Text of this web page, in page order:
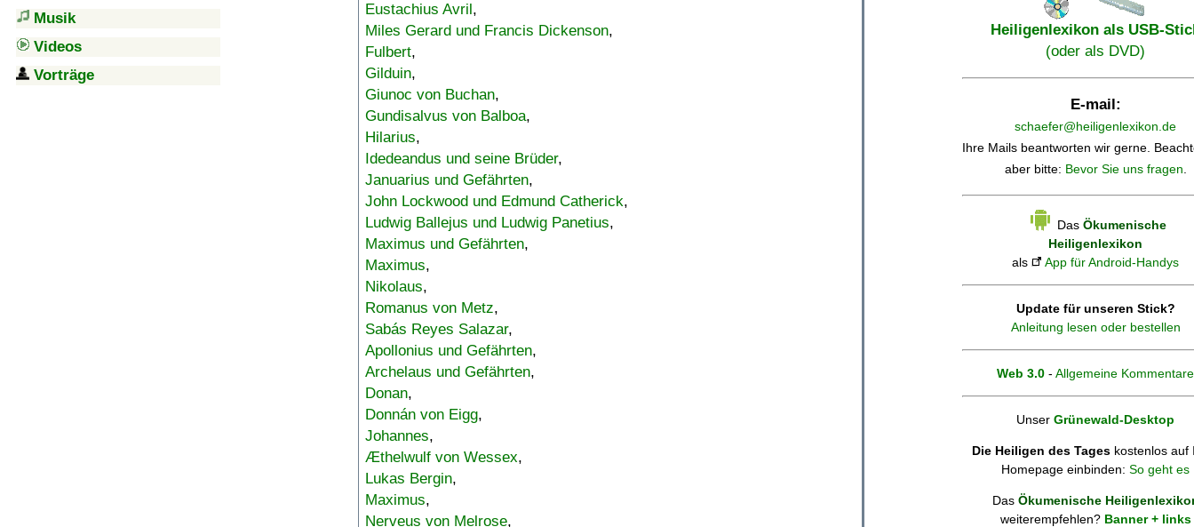
Musik
Videos
Vorträge
Eustachius Avril,
Miles Gerard und Francis Dickenson,
Fulbert,
Gilduin,
Giunoc von Buchan,
Gundisalvus von Balboa,
Hilarius,
Idedeandus und seine Brüder,
Januarius und Gefährten,
John Lockwood und Edmund Catherick,
Ludwig Ballejus und Ludwig Panetius,
Maximus und Gefährten,
Maximus,
Nikolaus,
Romanus von Metz,
Sabás Reyes Salazar,
Apollonius und Gefährten,
Archelaus und Gefährten,
Donan,
Donnán von Eigg,
Johannes,
Æthelwulf von Wessex,
Lukas Bergin,
Maximus,
Nerveus von Melrose,
Heiligenlexikon als USB-
(oder als DVD)
E-mail:
schaefer@heiligenlexikon.de
Ihre Mails beantworten wir gerne.
aber bitte: Bevor Sie uns fragen.
Das Ökumenische
Heiligenlexikon
als
App für Android-Handys
Update für unseren Stick?
Anleitung lesen oder bestellen
Web 3.0 - Allgemeine Kommentare
Unser Grünewald-Desktop
Die Heiligen des Tages kostenlos auf
Homepage einbinden: So geht es
Das Ökumenische
weiterempfehlen? Banner + links